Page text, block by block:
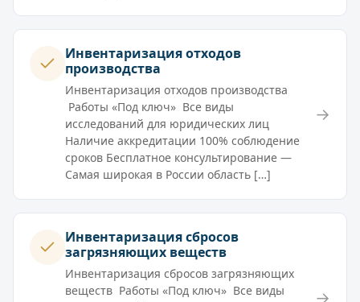
Инвентаризация отходов
производства
Инвентаризация отходов производства
Работы «Под ключ» Все виды
исследований для юридических лиц
Наличие аккредитации 100% соблюдение
сроков Бесплатное консультирование —
Самая широкая в России область […]
→
Инвентаризация сбросов
загрязняющих веществ
Инвентаризация сбросов загрязняющих
веществ Работы «Под ключ» Все виды